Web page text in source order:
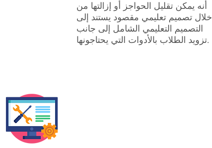
أنه يمكن تقليل الحواجز أو إزالتها من
خلال تصميم تعليمي مقصود يستند إلى
التصميم التعليمي الشامل إلى جانب
تزويد الطلاب بالأدوات التي يحتاجونها.